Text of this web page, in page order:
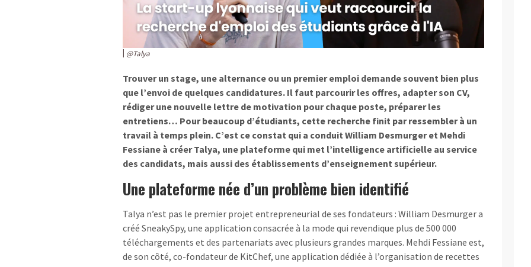
@Talya
Trouver un stage, une alternance ou un premier emploi demande souvent bien plus
que l’envoi de quelques candidatures. Il faut parcourir les offres, adapter son CV,
rédiger une nouvelle lettre de motivation pour chaque poste, préparer les
entretiens… Pour beaucoup d’étudiants, cette recherche finit par ressembler à un
travail à temps plein. C’est ce constat qui a conduit William Desmurger et Mehdi
Fessiane à créer Talya, une plateforme qui met l’intelligence artificielle au service
des candidats, mais aussi des établissements d’enseignement supérieur.
Une plateforme née d’un problème bien identifié
Talya n’est pas le premier projet entrepreneurial de ses fondateurs : William Desmurger a
créé SneakySpy, une application consacrée à la mode qui revendique plus de 500 000
téléchargements et des partenariats avec plusieurs grandes marques. Mehdi Fessiane est,
de son côté, co-fondateur de KitChef, une application dédiée à l’organisation de recettes